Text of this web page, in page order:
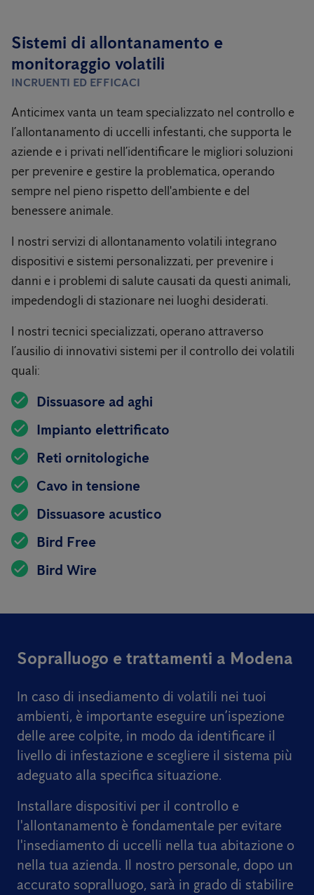
Sistemi di allontanamento e
monitoraggio volatili
INCRUENTI ED EFFICACI
Anticimex vanta un team specializzato nel controllo e
l’allontanamento di uccelli infestanti, che supporta le
aziende e i privati nell’identificare le migliori soluzioni
per prevenire e gestire la problematica, operando
sempre nel pieno rispetto dell'ambiente e del
benessere animale.
I nostri servizi di allontanamento volatili integrano
dispositivi e sistemi personalizzati, per prevenire i
danni e i problemi di salute causati da questi animali,
impedendogli di stazionare nei luoghi desiderati.
I nostri tecnici specializzati, operano attraverso
l’ausilio di innovativi sistemi per il controllo dei volatili
quali:
Dissuasore ad aghi
Impianto elettrificato
Reti ornitologiche
Cavo in tensione
Dissuasore acustico
Bird Free
Bird Wire
Sopralluogo e trattamenti a Modena
In caso di insediamento di volatili nei tuoi
ambienti, è importante eseguire un’ispezione
delle aree colpite, in modo da identificare il
livello di infestazione e scegliere il sistema più
adeguato alla specifica situazione.
Installare dispositivi per il controllo e
l'allontanamento è fondamentale per evitare
l'insediamento di uccelli nella tua abitazione o
nella tua azienda. Il nostro personale, dopo un
accurato sopralluogo, sarà in grado di stabilire